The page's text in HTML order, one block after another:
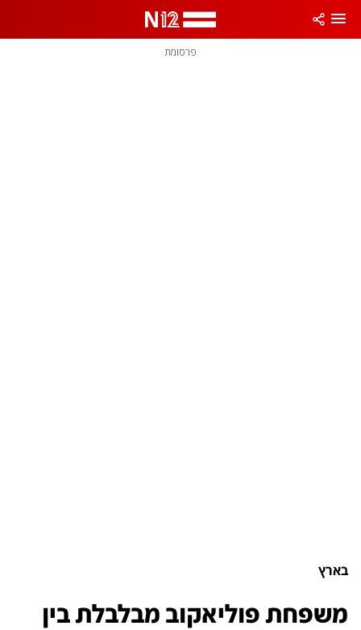
פרסומת
בארץ
משפחת פוליאקוב מבלבלת בין